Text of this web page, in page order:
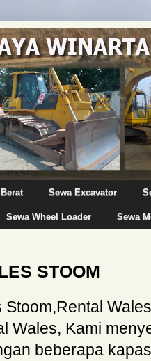
Sewa Excavator
Sewa Wheel Loader Sewa
STOOM
Stoom,Rental
Wales, Kami
beberapa